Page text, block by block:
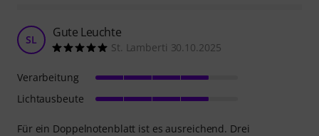
SL Gute Leuchte
St. Lamberti 30.10.2025
Für ein Doppelnotenblatt ist es ausreichend. Drei
Verarbeitung
Lichtausbeute